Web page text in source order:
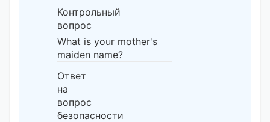
Контрольный
вопрос
What is your mother's
maiden name?
Ответ
на
вопрос
безопасности